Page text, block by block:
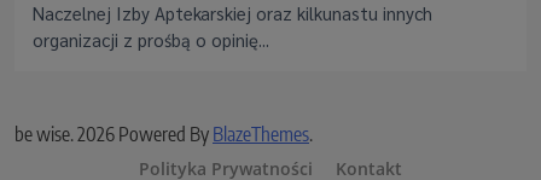
Naczelnej Izby Aptekarskiej oraz kilkunastu innych
organizacji z prośbą o opinię...
be wise. 2026 Powered By BlazeThemes.
Polityka Prywatności Kontakt